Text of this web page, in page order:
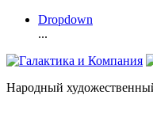
Dropdown
...
Народный